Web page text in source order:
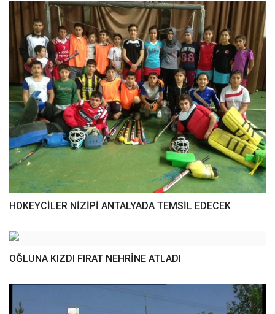
HOKEYCİLER NİZİPİ ANTALYADA TEMSİL EDECEK
OĞLUNA KIZDI FIRAT NEHRİNE ATLADI